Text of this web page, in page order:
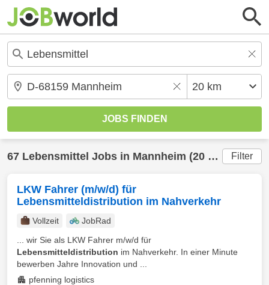
67 Lebensmittel Jobs in Mannheim (20 km) gefunden Filter
LKW Fahrer (m/w/d) für
Lebensmitteldistribution im Nahverkehr
Vollzeit
JobRad
... wir Sie als LKW Fahrer m/w/d für
Lebensmitteldistribution im Nahverkehr. In einer Minute
bewerben Jahre Innovation und ...
pfenning logistics